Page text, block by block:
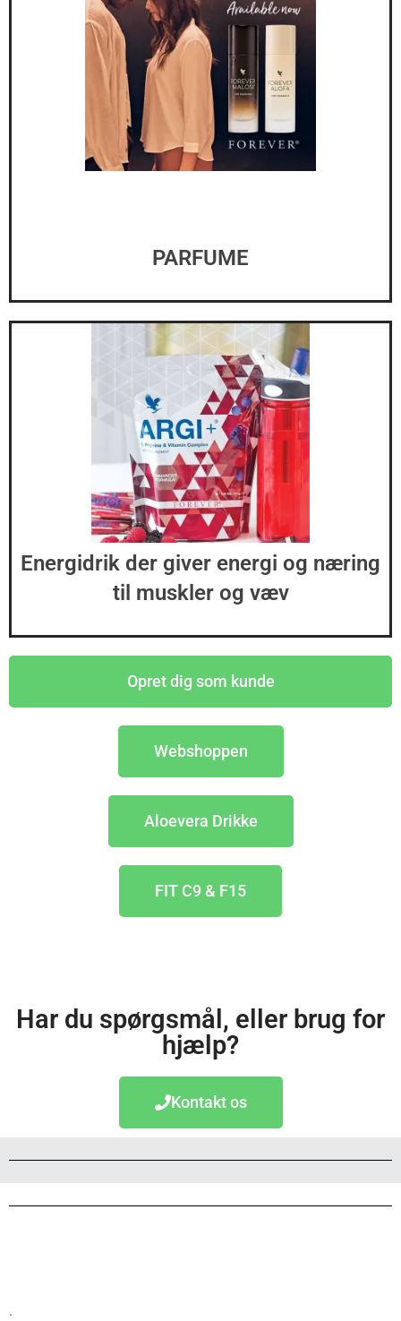
PARFUME
Energidrik der giver energi og næring
til muskler og væv
Opret dig som kunde
Webshoppen
Aloevera Drikke
FIT C9 & F15
Har du spørgsmål, eller brug for
hjælp?
Kontakt os
.